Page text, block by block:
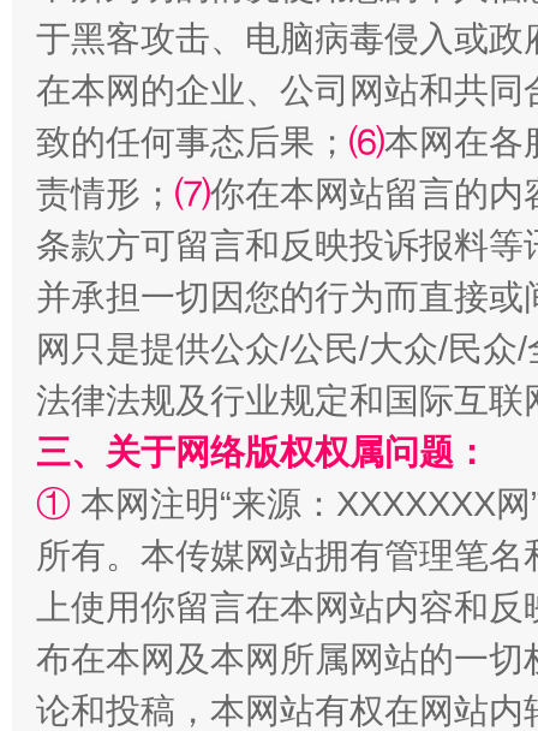
全民健身五年计划来了！等你上场
阿坝州三大球赛在茂县开幕
于黑客攻击、电脑病毒侵入或
在本网的企业、公司网站和共
致的任何事态后果； ⑹本网在各
责情形； ⑺你在本网站留言的内
条款方可留言和反映投诉报料
并承担一切因您的行为而直接
网只是提供公众/公民/大众/民
法律法规及行业规定和国际互
三、关于网络版权权属问题：
① 本网注明“来源：XXXXXXX
所有。本传媒网站拥有管理笔
上使用你留言在本网站内容和
布在本网及本网所属网站的一
论和投稿，本网站有权在网站